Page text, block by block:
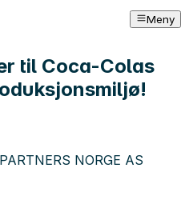
Meny
til Coca-Colas
NORGE AS